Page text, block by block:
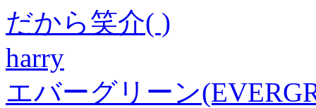
だから笑介( )
harry
エバーグリーン